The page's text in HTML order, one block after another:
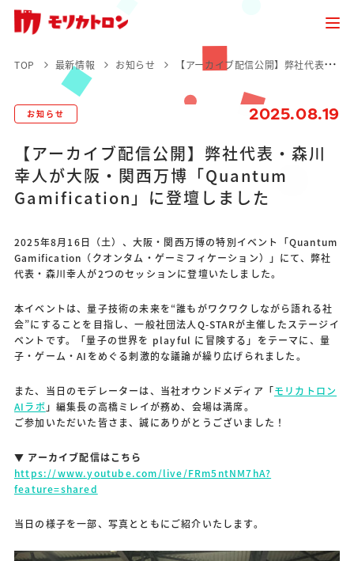
TOP 最新情報 お知らせ 【アーカイブ配信公開】弊社代表・森川幸人が大阪・関西万博「Quantum Gamification」に登壇しました
お知らせ 2025.08.19
【アーカイブ配信公開】弊社代表・森川
幸人が大阪・関西万博「Quantum
Gamification」に登壇しました
2025年8月16日（土）、大阪・関西万博の特別イベント「Quantum
Gamification（クオンタム・ゲーミフィケーション）」にて、弊社
代表・森川幸人が2つのセッションに登壇いたしました。
本イベントは、量子技術の未来を“誰もがワクワクしながら語れる社
会”にすることを目指し、一般社団法人Q-STARが主催したステージイ
ベントです。「量子の世界を playful に冒険する」をテーマに、量
子・ゲーム・AIをめぐる刺激的な議論が繰り広げられました。
また、当日のモデレーターは、当社オウンドメディア「モリカトロン
AIラボ 」編集長の高橋ミレイが務め、会場は満席。
ご参加いただいた皆さま、誠にありがとうございました！
▼ アーカイブ配信はこちら
https://www.youtube.com/live/FRm5ntNM7hA?
feature=shared
当日の様子を一部、写真とともにご紹介いたします。